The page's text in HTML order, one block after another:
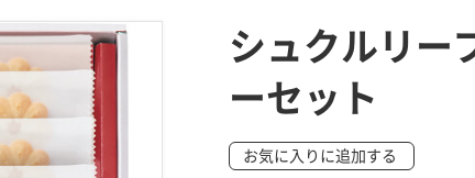
シュクルリ
ーセット
お気に入りに追加する